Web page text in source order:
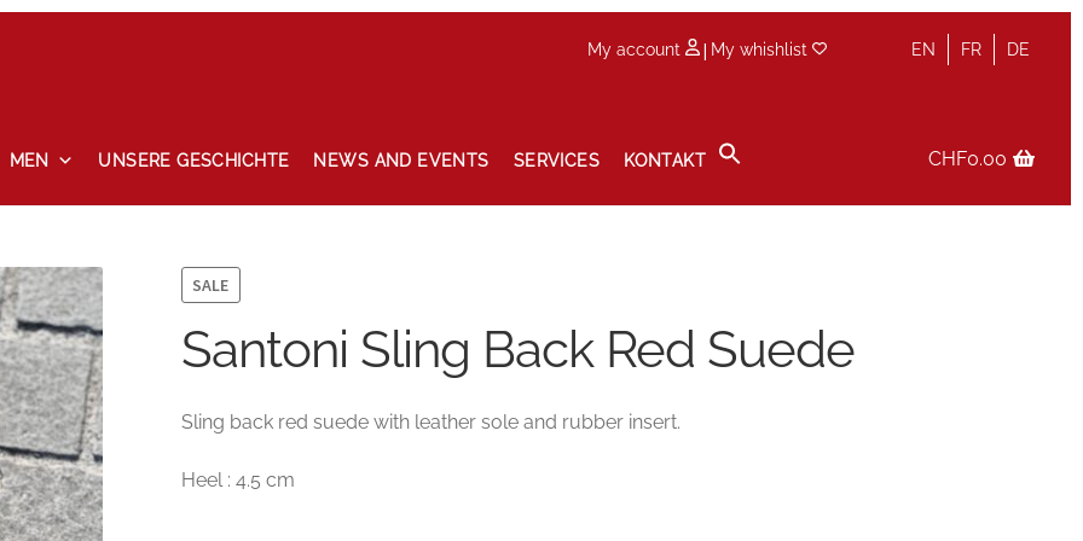
EN FR DE
My account | My whishlist
MEN UNSERE GESCHICHTE NEWS AND EVENTS SERVICES KONTAKT CHF0.00
SALE
Santoni Sling Back Red Suede
Sling back red suede with leather sole and rubber insert.
Heel : 4.5 cm